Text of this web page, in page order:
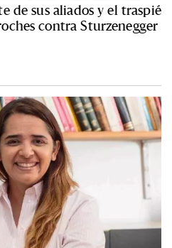
de sus aliados y el traspié
contra Sturzenegger